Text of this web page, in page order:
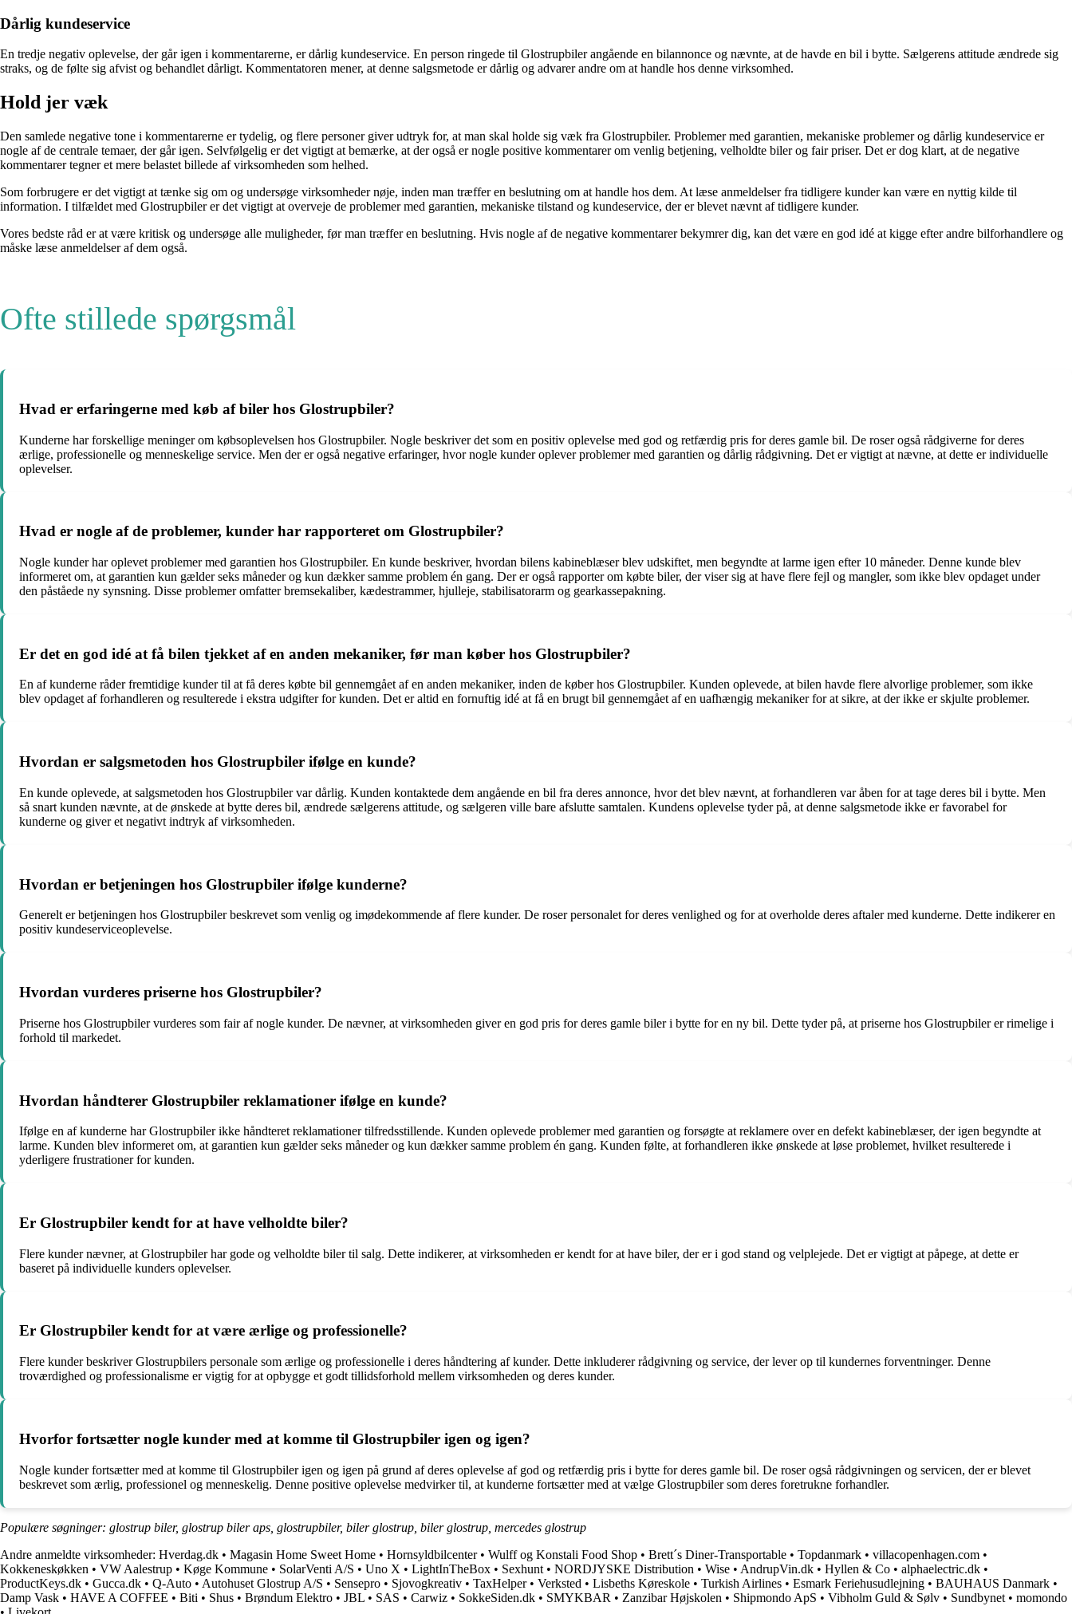
Dårlig kundeservice
En tredje negativ oplevelse, der går igen i kommentarerne, er dårlig kundeservice. En person ringede til Glostrupbiler angående en bilannonce og nævnte, at de havde en bil i bytte. Sælgerens attitude ændrede sig
straks, og de følte sig afvist og behandlet dårligt. Kommentatoren mener, at denne salgsmetode er dårlig og advarer andre om at handle hos denne virksomhed.
Hold jer væk
Den samlede negative tone i kommentarerne er tydelig, og flere personer giver udtryk for, at man skal holde sig væk fra Glostrupbiler. Problemer med garantien, mekaniske problemer og dårlig kundeservice er
nogle af de centrale temaer, der går igen. Selvfølgelig er det vigtigt at bemærke, at der også er nogle positive kommentarer om venlig betjening, velholdte biler og fair priser. Det er dog klart, at de negative
kommentarer tegner et mere belastet billede af virksomheden som helhed.
Som forbrugere er det vigtigt at tænke sig om og undersøge virksomheder nøje, inden man træffer en beslutning om at handle hos dem. At læse anmeldelser fra tidligere kunder kan være en nyttig kilde til
information. I tilfældet med Glostrupbiler er det vigtigt at overveje de problemer med garantien, mekaniske tilstand og kundeservice, der er blevet nævnt af tidligere kunder.
Vores bedste råd er at være kritisk og undersøge alle muligheder, før man træffer en beslutning. Hvis nogle af de negative kommentarer bekymrer dig, kan det være en god idé at kigge efter andre bilforhandlere og
måske læse anmeldelser af dem også.
Ofte stillede spørgsmål
Hvad er erfaringerne med køb af biler hos Glostrupbiler?
Kunderne har forskellige meninger om købsoplevelsen hos Glostrupbiler. Nogle beskriver det som en positiv oplevelse med god og retfærdig pris for deres gamle bil. De roser også rådgiverne for deres
ærlige, professionelle og menneskelige service. Men der er også negative erfaringer, hvor nogle kunder oplever problemer med garantien og dårlig rådgivning. Det er vigtigt at nævne, at dette er individuelle
oplevelser.
Hvad er nogle af de problemer, kunder har rapporteret om Glostrupbiler?
Nogle kunder har oplevet problemer med garantien hos Glostrupbiler. En kunde beskriver, hvordan bilens kabineblæser blev udskiftet, men begyndte at larme igen efter 10 måneder. Denne kunde blev
informeret om, at garantien kun gælder seks måneder og kun dækker samme problem én gang. Der er også rapporter om købte biler, der viser sig at have flere fejl og mangler, som ikke blev opdaget under
den påståede ny synsning. Disse problemer omfatter bremsekaliber, kædestrammer, hjulleje, stabilisatorarm og gearkassepakning.
Er det en god idé at få bilen tjekket af en anden mekaniker, før man køber hos Glostrupbiler?
En af kunderne råder fremtidige kunder til at få deres købte bil gennemgået af en anden mekaniker, inden de køber hos Glostrupbiler. Kunden oplevede, at bilen havde flere alvorlige problemer, som ikke
blev opdaget af forhandleren og resulterede i ekstra udgifter for kunden. Det er altid en fornuftig idé at få en brugt bil gennemgået af en uafhængig mekaniker for at sikre, at der ikke er skjulte problemer.
Hvordan er salgsmetoden hos Glostrupbiler ifølge en kunde?
En kunde oplevede, at salgsmetoden hos Glostrupbiler var dårlig. Kunden kontaktede dem angående en bil fra deres annonce, hvor det blev nævnt, at forhandleren var åben for at tage deres bil i bytte. Men
så snart kunden nævnte, at de ønskede at bytte deres bil, ændrede sælgerens attitude, og sælgeren ville bare afslutte samtalen. Kundens oplevelse tyder på, at denne salgsmetode ikke er favorabel for
kunderne og giver et negativt indtryk af virksomheden.
Hvordan er betjeningen hos Glostrupbiler ifølge kunderne?
Generelt er betjeningen hos Glostrupbiler beskrevet som venlig og imødekommende af flere kunder. De roser personalet for deres venlighed og for at overholde deres aftaler med kunderne. Dette indikerer en
positiv kundeserviceoplevelse.
Hvordan vurderes priserne hos Glostrupbiler?
Priserne hos Glostrupbiler vurderes som fair af nogle kunder. De nævner, at virksomheden giver en god pris for deres gamle biler i bytte for en ny bil. Dette tyder på, at priserne hos Glostrupbiler er rimelige i
forhold til markedet.
Hvordan håndterer Glostrupbiler reklamationer ifølge en kunde?
Ifølge en af kunderne har Glostrupbiler ikke håndteret reklamationer tilfredsstillende. Kunden oplevede problemer med garantien og forsøgte at reklamere over en defekt kabineblæser, der igen begyndte at
larme. Kunden blev informeret om, at garantien kun gælder seks måneder og kun dækker samme problem én gang. Kunden følte, at forhandleren ikke ønskede at løse problemet, hvilket resulterede i
yderligere frustrationer for kunden.
Er Glostrupbiler kendt for at have velholdte biler?
Flere kunder nævner, at Glostrupbiler har gode og velholdte biler til salg. Dette indikerer, at virksomheden er kendt for at have biler, der er i god stand og velplejede. Det er vigtigt at påpege, at dette er
baseret på individuelle kunders oplevelser.
Er Glostrupbiler kendt for at være ærlige og professionelle?
Flere kunder beskriver Glostrupbilers personale som ærlige og professionelle i deres håndtering af kunder. Dette inkluderer rådgivning og service, der lever op til kundernes forventninger. Denne
troværdighed og professionalisme er vigtig for at opbygge et godt tillidsforhold mellem virksomheden og deres kunder.
Hvorfor fortsætter nogle kunder med at komme til Glostrupbiler igen og igen?
Nogle kunder fortsætter med at komme til Glostrupbiler igen og igen på grund af deres oplevelse af god og retfærdig pris i bytte for deres gamle bil. De roser også rådgivningen og servicen, der er blevet
beskrevet som ærlig, professionel og menneskelig. Denne positive oplevelse medvirker til, at kunderne fortsætter med at vælge Glostrupbiler som deres foretrukne forhandler.
Populære søgninger: glostrup biler, glostrup biler aps, glostrupbiler, biler glostrup, biler glostrup, mercedes glostrup
Andre anmeldte virksomheder: Hverdag.dk • Magasin Home Sweet Home • Hornsyldbilcenter• Wulff og Konstali Food Shop • Brett´s Diner-Transportable • Topdanmark • villacopenhagen.com •
Kokkeneskøkken • VW Aalestrup • Køge Kommune • SolarVenti A/S • Uno X • LightInTheBox • Sexhunt • NORDJYSKE Distribution • Wise • AndrupVin.dk • Hyllen & Co • alphaelectric.dk •
ProductKeys.dk • Gucca.dk • Q-Auto • Autohuset Glostrup A/S • Sensepro • Sjovogkreativ • TaxHelper• Verksted • Lisbeths Køreskole • Turkish Airlines • Esmark Feriehusudlejning • BAUHAUS Danmark •
Damp Vask • HAVE A COFFEE • Biti • Shus • Brøndum Elektro • JBL • SAS • Carwiz • SokkeSiden.dk • SMYKBAR • Zanzibar Højskolen • Shipmondo ApS • Vibholm Guld & Sølv • Sundbynet • momondo